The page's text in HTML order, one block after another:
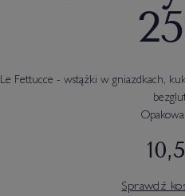
Le Fettucce - wstążki w gniazdkach,
Sprawdź